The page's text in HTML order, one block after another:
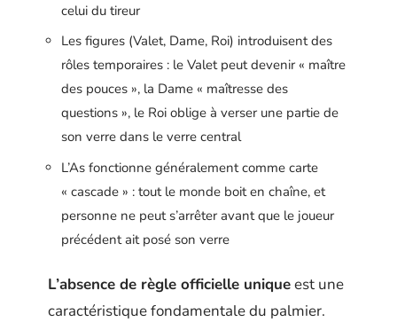
celui du tireur
Les figures (Valet, Dame, Roi) introduisent des
rôles temporaires : le Valet peut devenir « maître
des pouces », la Dame « maîtresse des
questions », le Roi oblige à verser une partie de
son verre dans le verre central
L’As fonctionne généralement comme carte
« cascade » : tout le monde boit en chaîne, et
personne ne peut s’arrêter avant que le joueur
précédent ait posé son verre
L’absence de règle officielle uniqueest une
caractéristique fondamentale du palmier.